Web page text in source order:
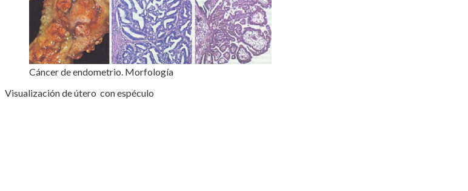
Cáncer de endometrio. Morfología
Visualización de útero con espéculo